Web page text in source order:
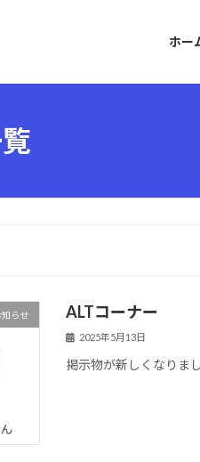
ホー
知らせ ALTコーナー
2025年5月13日
掲示物が新しくなりまし